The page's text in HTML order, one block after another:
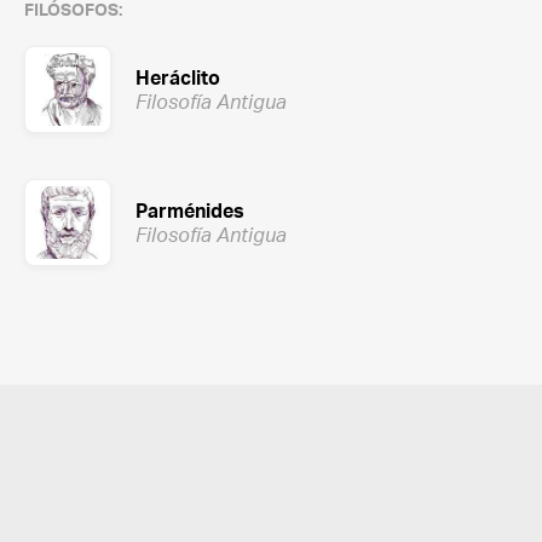
FILÓSOFOS:
Heráclito
Filosofía Antigua
Parménides
Filosofía Antigua